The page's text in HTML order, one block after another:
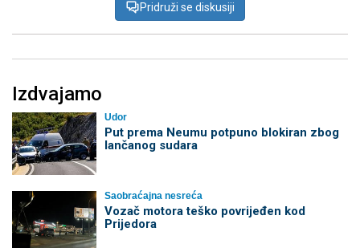
Pridruži se diskusiji
Izdvajamo
Udor
Put prema Neumu potpuno blokiran zbog
lančanog sudara
Saobraćajna nesreća
Vozač motora teško povrijeđen kod
Prijedora